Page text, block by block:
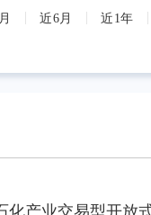
近6月 近1年
化产业交易型开放